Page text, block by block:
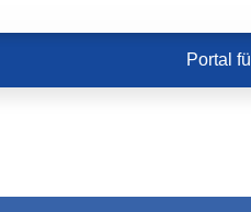
Portal